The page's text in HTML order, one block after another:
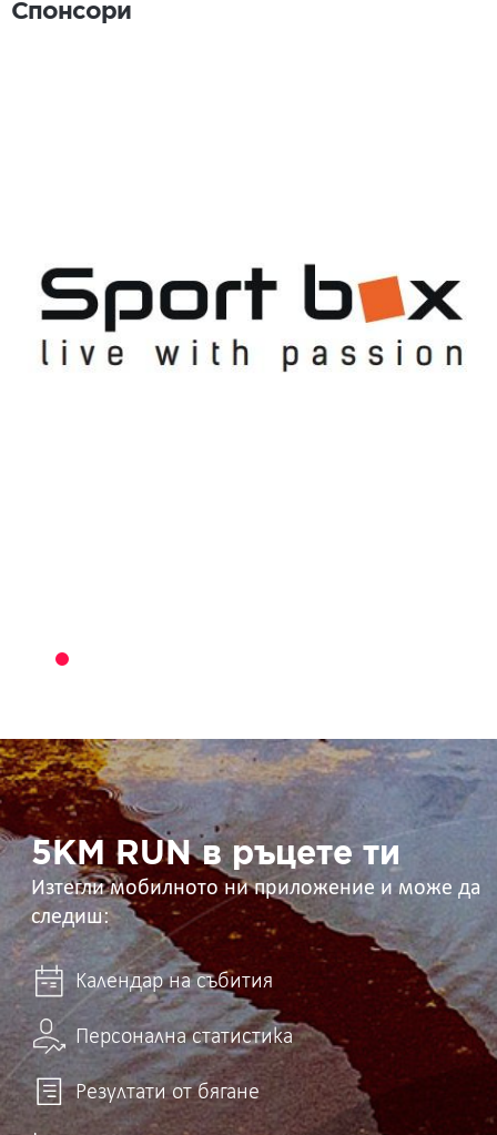
Спонсори
5KM
RUN
в
ръцете
ти 5KM RUN в ръцете ти
Изтегли мобилното ни приложение и може да
следиш:
Календар на събития
Персонална статистика
Резултати от бягане